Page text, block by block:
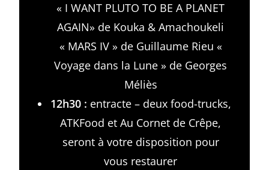
« I WANT PLUTO TO BE A PLANET
AGAIN» de Kouka & Amachoukeli
« MARS IV » de Guillaume Rieu «
Voyage dans la Lune » de Georges
Méliès
12h30 : entracte – deux food-trucks,
ATKFood et Au Cornet de Crêpe,
seront à votre disposition pour
vous restaurer